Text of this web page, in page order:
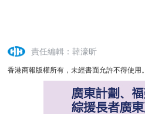
責任編輯：韓濠昕
香港商報版權所有，未經書面允許不得使用。